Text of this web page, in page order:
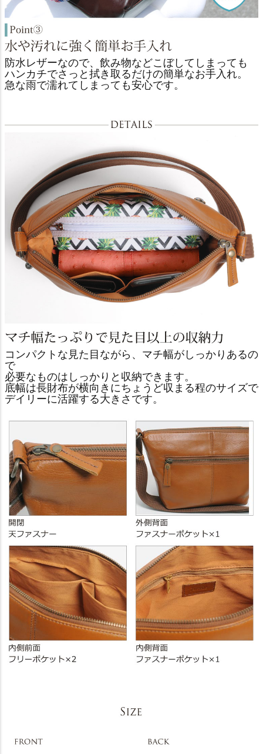
防水レザーなので、飲み物などこぼしてしまっても
ハンカチでさっと拭き取るだけの簡単なお手入れ。
急な雨で濡れてしまっても安心です。
コンパクトな見た目ながら、マチ幅がしっかりあるの
で
必要なものはしっかりと収納できます。
底幅は長財布が横向きにちょうど収まる程のサイズで
デイリーに活躍する大きさです。